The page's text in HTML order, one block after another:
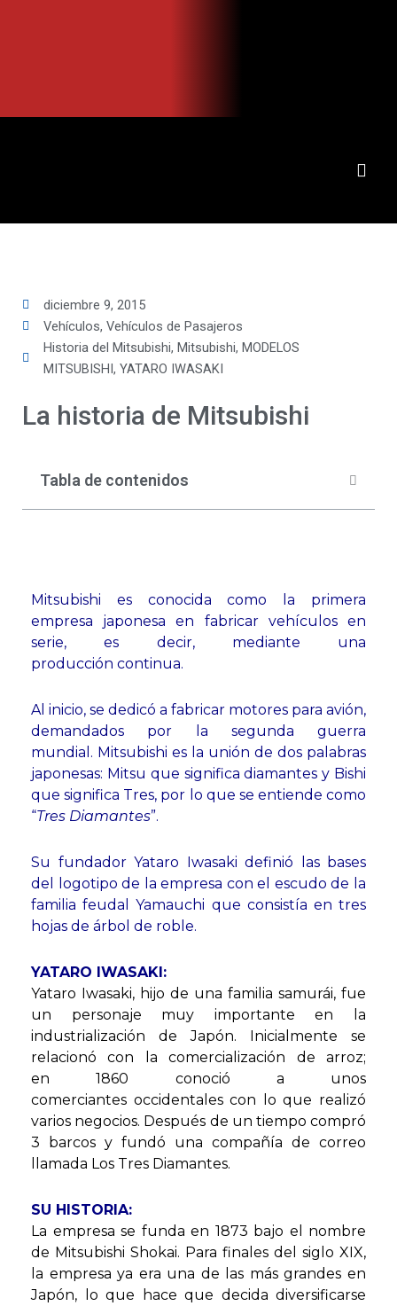
diciembre 9, 2015
Vehículos, Vehículos de Pasajeros
Historia del Mitsubishi, Mitsubishi, MODELOS
MITSUBISHI, YATARO IWASAKI
La historia de Mitsubishi
Tabla de contenidos
Mitsubishi es conocida como la primera
empresa japonesa en fabricar vehículos en
serie, es decir, mediante una
producción continua.
Al inicio, se dedicó a fabricar motores para avión,
demandados por la segunda guerra
mundial. Mitsubishi es la unión de dos palabras
japonesas: Mitsu que significa diamantes y Bishi
quesignifica Tres, por lo que se entiende como
“Tres Diamantes”.
Su fundador Yataro Iwasaki definió las bases
del logotipode la empresa con el escudo de la
familia feudal Yamauchi que consistía en tres
hojas de árbol de roble.
YATARO IWASAKI:
Yataro Iwasaki, hijo de una familia samurái, fue
un personaje muy importante en la
industrialización de Japón. Inicialmente se
relacionó con la comercialización de arroz;
en 1860 conoció a unos
comerciantes occidentales con lo que realizó
varios negocios. Después de un tiempo compró
3 barcos y fundó una compañía de correo
llamada Los Tres Diamantes.
SU HISTORIA:
La empresa se funda en 1873 bajo el nombre
de Mitsubishi Shokai. Para finales del siglo XIX,
la empresa ya era una de las más grandes en
Japón, lo que hace que decida diversificarse